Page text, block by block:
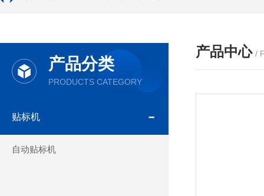
产品分类
PRODUCTS CATEGORY
贴标机
自动贴标机
产品中心 /